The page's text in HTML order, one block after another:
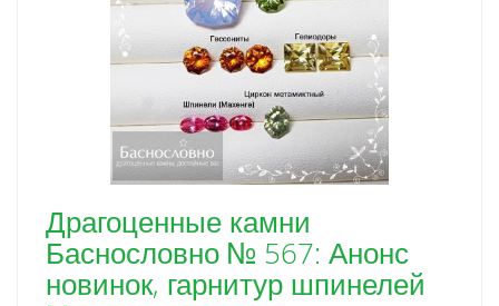
Драгоценные камни
Баснословно № 567: Анонс
новинок, гарнитур шпинелей